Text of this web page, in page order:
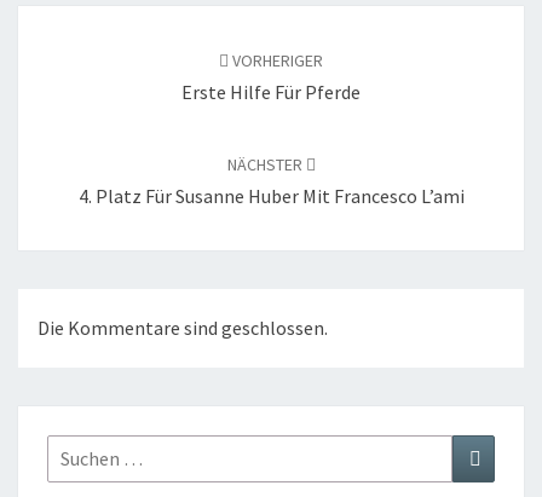
VORHERIGER
Erste Hilfe Für Pferde
NÄCHSTER
4. Platz Für Susanne Huber Mit Francesco L’ami
Die Kommentare sind geschlossen.
Suchen
nach:
Suchen